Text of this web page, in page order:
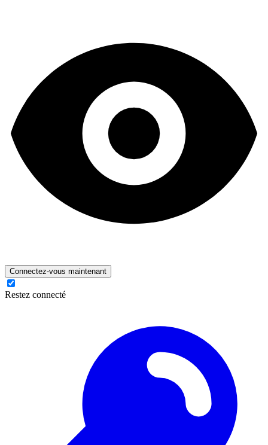
Connectez-vous maintenant
Restez connecté